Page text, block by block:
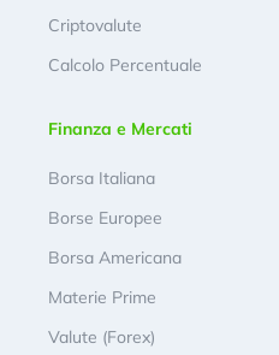
Criptovalute
Calcolo Percentuale
Finanza e Mercati
Borsa Italiana
Borse Europee
Borsa Americana
Materie Prime
Valute (Forex)